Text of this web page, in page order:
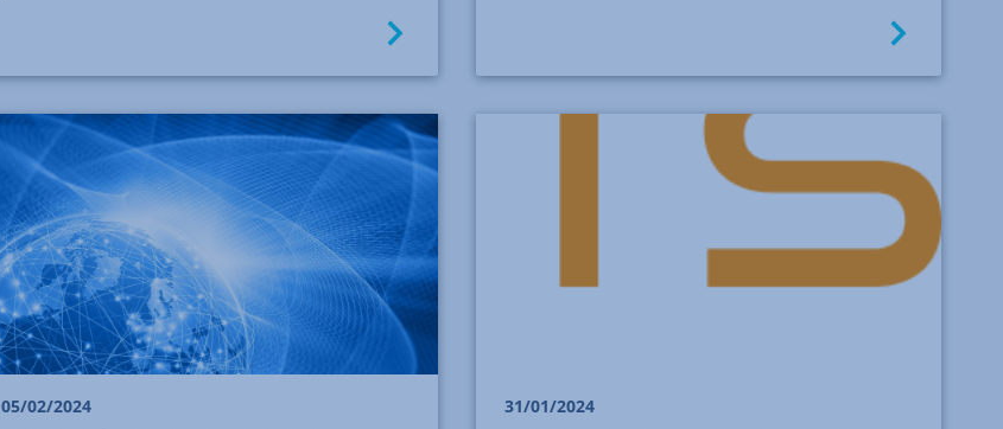
05/02/2024 31/01/2024